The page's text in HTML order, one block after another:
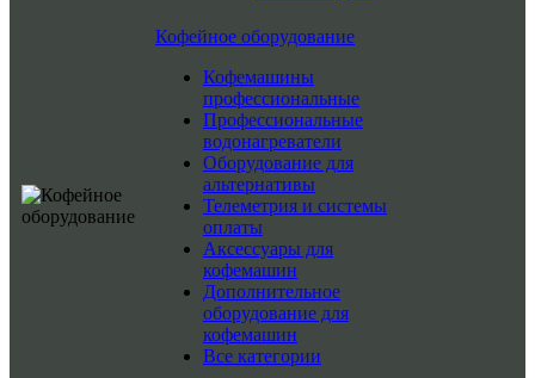
Кофейное оборудование
Кофемашины
профессиональные
Профессиональные
водонагреватели
Оборудование для
альтернативы
Телеметрия и системы
оплаты
Аксессуары для
кофемашин
Дополнительное
оборудование для
кофемашин
Все категории